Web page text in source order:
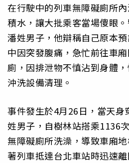
在行駛中的列車無障礙廁所
積水，讓大批乘客當場傻眼
潘姓男子，他辯稱自己原本
中因突發腹痛，急忙前往車
廁，因排泄物不慎沾到身體
沖洗設備清理。
事件發生於4月26日，當天身
姓男子，自樹林站搭乘1136
無障礙廁所洗澡，導致車廂
著列車抵達台北車站時迅速